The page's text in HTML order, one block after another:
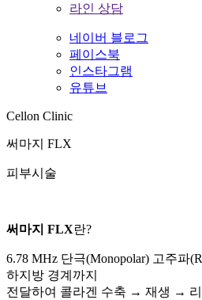
라인 상담
네이버 블로그
페이스북
인스타그램
유튜브
Cellon Clinic
써마지 FLX
피부시술
써마지 FLX란?
6.78 MHz 단극(Monopolar) 고주파
하지방 경계까지
전달하여 콜라겐 수축 → 재생 →